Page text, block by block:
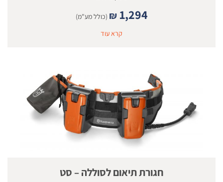
₪ 1,294
(כולל מע"מ)
קרא עוד
חגורת תיאום לסוללה – סט